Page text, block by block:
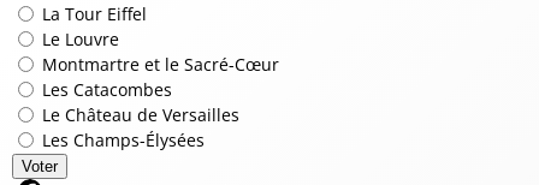
La Tour Eiffel
Le Louvre
Montmartre et le Sacré-Cœur
Les Catacombes
Le Château de Versailles
Les Champs-Élysées
Voter